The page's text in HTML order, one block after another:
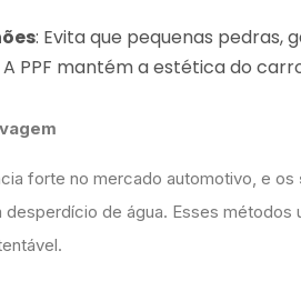
: Evita que pequenas pedras,
A PPF mantém a estética do
forte no mercado automotivo, e os
de água. Esses métodos